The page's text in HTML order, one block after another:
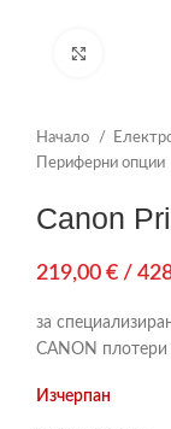
Начало
Периферни опции
Canon
219,00 € /
за
CANON плотери
Изчерпан